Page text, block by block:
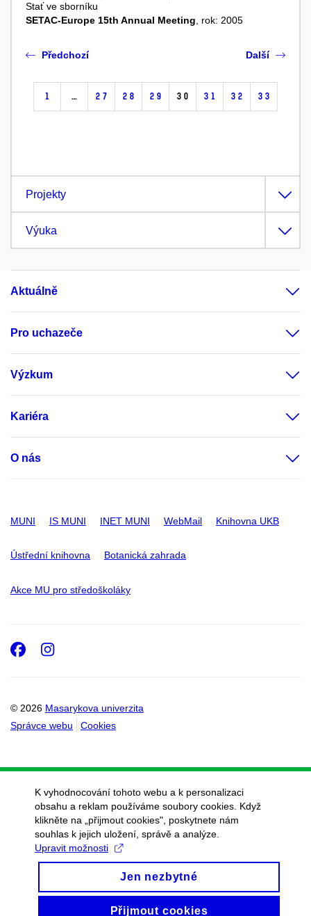
Stať ve sborníku
SETAC-Europe 15th Annual Meeting , rok: 2005
Předchozí
1 … 27 28 29 30 31 32 33
Další
Projekty
Výuka
Aktuálně
Pro uchazeče
Výzkum
Kariéra
O nás
MUNI IS MUNI INET MUNI WebMail Knihovna UKB
Ústřední knihovna Botanická zahrada
Akce MU pro středoškoláky
© 2026 Masarykova univerzita
Správce webu
Cookies
Facebook
Instagram
K vyhodnocování tohoto webu a k personalizaci
obsahu a reklam používáme soubory cookies. Když
klikněte na „přijmout cookies", poskytnete nám
souhlas k jejich uložení, správě a analýze.
Upravit možnosti
Jen nezbytné
Přijmout cookies